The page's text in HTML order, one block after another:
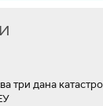
три дана